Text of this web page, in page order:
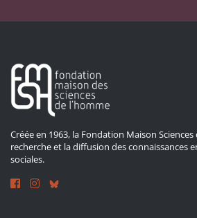
Créée en 1963, la Fondation Maison
recherche et la diffusion des connaissances
sociales.